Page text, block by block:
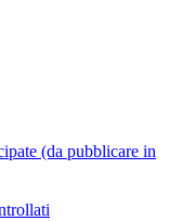
(da pubblicare in